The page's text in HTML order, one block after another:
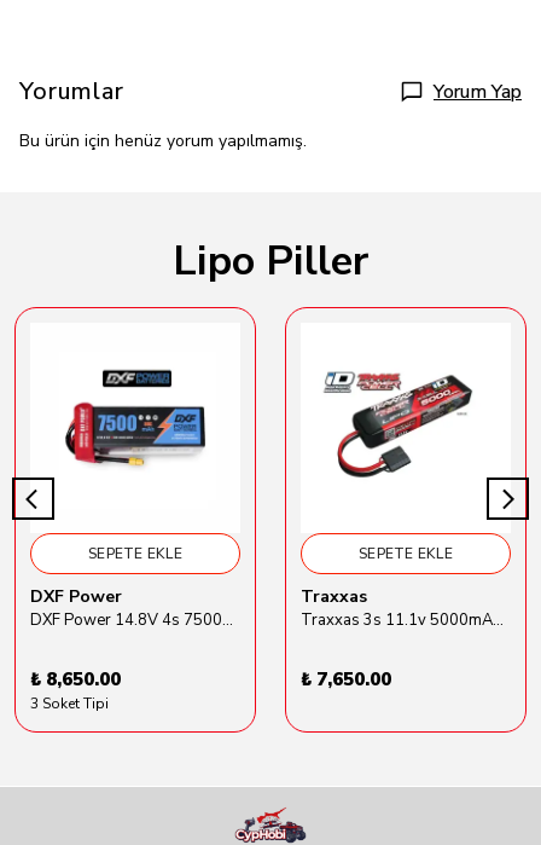
Yorumlar Yorum Yap
Bu ürün için henüz yorum yapılmamış.
Lipo Piller
SEPETE EKLE
DXF Power
DXF Power 14.8V 4s 7500mAh 80C Hardcase Lipo Batarya
₺ 8,650.00
3 Soket Tipi
SEPETE EKLE
Traxxas
Traxxas 3s 11.1v 5000mAh Lipo Batarya (TRX 2872X)
₺ 7,650.00